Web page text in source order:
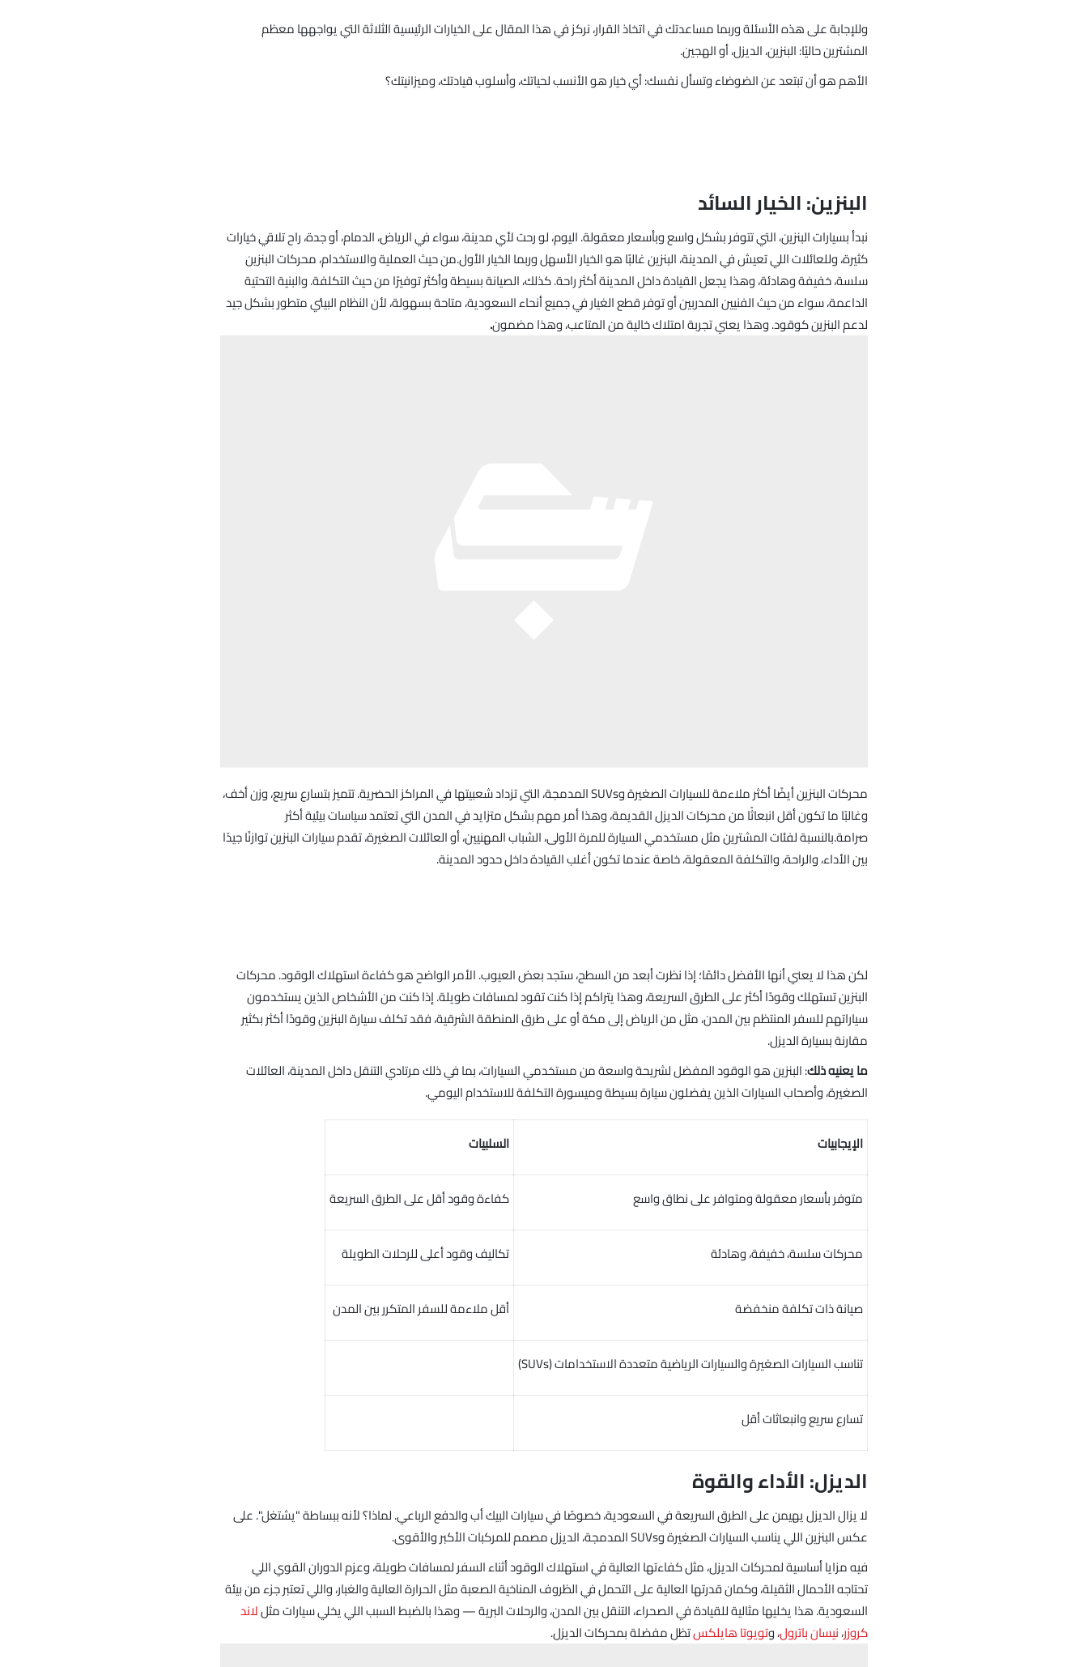
وللإجابة على هذه الأسئلة وربما مساعدتك في اتخاذ القرار، نركز في هذا المقال على الخيارات الرئيسية الثلاثة التي يواجهها معظم
المشترين حاليًا: البنزين، الديزل، أو الهجين.
الأهم هو أن تبتعد عن الضوضاء وتسأل نفسك: أي خيار هو الأنسب لحياتك، وأسلوب قيادتك، وميزانيتك؟
البنزين: الخيار السائد
نبدأ بسيارات البنزين، التي تتوفر بشكل واسع وبأسعار معقولة. اليوم، لو رحت لأي مدينة، سواء في الرياض، الدمام، أو جدة، راح تلاقي خيارات
كثيرة، وللعائلات اللي تعيش في المدينة، البنزين غالبًا هو الخيار الأسهل وربما الخيار الأول.من حيث العملية والاستخدام، محركات البنزين
سلسة، خفيفة وهادئة، وهذا يجعل القيادة داخل المدينة أكثر راحة. كذلك، الصيانة بسيطة وأكثر توفيرًا من حيث التكلفة. والبنية التحتية
الداعمة، سواء من حيث الفنيين المدربين أو توفر قطع الغيار في جميع أنحاء السعودية، متاحة بسهولة، لأن النظام البيئي متطور بشكل جيد
لدعم البنزين كوقود. وهذا يعني تجربة امتلاك خالية من المتاعب، وهذا مضمون.
محركات البنزين أيضًا أكثر ملاءمة للسيارات الصغيرة وSUVs المدمجة، التي تزداد شعبيتها في المراكز الحضرية. تتميز بتسارع سريع، وزن أخف،
وغالبًا ما تكون أقل انبعاثًا من محركات الديزل القديمة، وهذا أمر مهم بشكل متزايد في المدن التي تعتمد سياسات بيئية أكثر
صرامة.بالنسبة لفئات المشترين مثل مستخدمي السيارة للمرة الأولى، الشباب المهنيين، أو العائلات الصغيرة، تقدم سيارات البنزين توازنًا جيدًا
بين الأداء، والراحة، والتكلفة المعقولة، خاصة عندما تكون أغلب القيادة داخل حدود المدينة.
لكن هذا لا يعني أنها الأفضل دائمًا؛ إذا نظرت أبعد من السطح، ستجد بعض العيوب. الأمر الواضح هو كفاءة استهلاك الوقود. محركات
البنزين تستهلك وقودًا أكثر على الطرق السريعة، وهذا يتراكم إذا كنت تقود لمسافات طويلة. إذا كنت من الأشخاص الذين يستخدمون
سياراتهم للسفر المنتظم بين المدن، مثل من الرياض إلى مكة أو على طرق المنطقة الشرقية، فقد تكلف سيارة البنزين وقودًا أكثر بكثير
مقارنة بسيارة الديزل.
ما يعنيه ذلك: البنزين هو الوقود المفضل لشريحة واسعة من مستخدمي السيارات، بما في ذلك مرتادي التنقل داخل المدينة، العائلات
الصغيرة، وأصحاب السيارات الذين يفضلون سيارة بسيطة وميسورة التكلفة للاستخدام اليومي.
الإيجابيات السلبيات
متوفر بأسعار معقولة ومتوافر على نطاق واسع كفاءة وقود أقل على الطرق السريعة
محركات سلسة، خفيفة، وهادئة تكاليف وقود أعلى للرحلات الطويلة
صيانة ذات تكلفة منخفضة أقل ملاءمة للسفر المتكرر بين المدن
تناسب السيارات الصغيرة والسيارات الرياضية متعددة الاستخدامات (SUVs)
تسارع سريع وانبعاثات أقل
الديزل: الأداء والقوة
لا يزال الديزل يهيمن على الطرق السريعة في السعودية، خصوصًا في سيارات البيك أب والدفع الرباعي. لماذا؟ لأنه ببساطة "يشتغل". على
عكس البنزين اللي يناسب السيارات الصغيرة وSUVs المدمجة، الديزل مصمم للمركبات الأكبر والأقوى.
فيه مزايا أساسية لمحركات الديزل، مثل كفاءتها العالية في استهلاك الوقود أثناء السفر لمسافات طويلة، وعزم الدوران القوي اللي
تحتاجه الأحمال الثقيلة، وكمان قدرتها العالية على التحمل في الظروف المناخية الصعبة مثل الحرارة العالية والغبار، واللي تعتبر جزء من بيئة
السعودية. هذا يخليها مثالية للقيادة في الصحراء، التنقل بين المدن، والرحلات البرية — وهذا بالضبط السبب اللي يخلي سيارات مثللاند
كروزر،نيسان باترول، وتويوتا هايلكستظل مفضلة بمحركات الديزل.